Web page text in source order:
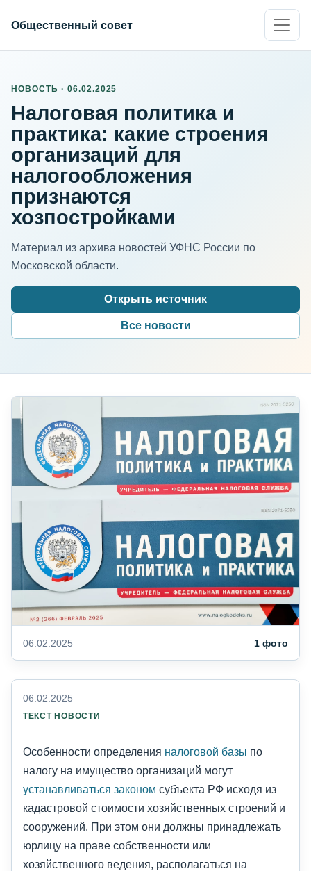
Общественный совет
НОВОСТЬ · 06.02.2025
Налоговая политика и
практика: какие строения
организаций для
налогообложения
признаются
хозпостройками
Материал из архива новостей УФНС России по
Московской области.
Открыть источник
Все новости
06.02.2025 1 фото
06.02.2025
ТЕКСТ НОВОСТИ
Особенности определения налоговой базы по
налогу на имущество организаций могут
устанавливаться законом субъекта РФ исходя из
кадастровой стоимости хозяйственных строений и
сооружений. При этом они должны принадлежать
юрлицу на праве собственности или
хозяйственного ведения, располагаться на